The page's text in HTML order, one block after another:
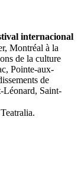
internacional
Montréal à la
de la culture
Pointe-aux-
de
Saint-